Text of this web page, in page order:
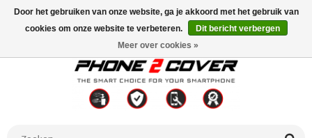
Door het gebruiken van onze website, ga je akkoord met het gebruik van
cookies om onze website te verbeteren.
Dit bericht verbergen
Meer over cookies »